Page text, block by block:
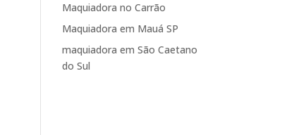
Maquiadora no Carrão
Maquiadora em Mauá SP
maquiadora em São Caetano
do Sul